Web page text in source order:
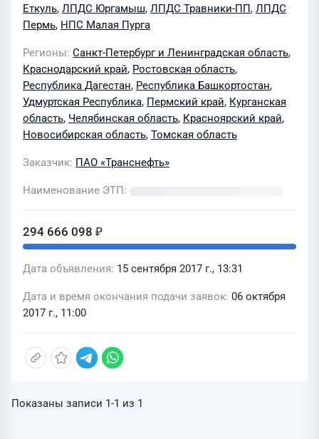
Еткуль, ЛПДС Юргамыш, ЛПДС Травники-ПП, ЛПДС
Пермь, НПС Малая Пурга
Регионы Санкт-Петербург и Ленинградская область,
Краснодарский край, Ростовская область,
Республика Дагестан, Республика Башкортостан,
Удмуртская Республика, Пермский край, Курганская
область, Челябинская область, Красноярский край,
Новосибирская область, Томская область
Заказчик ПАО «Транснефть»
Наименование ЭТП
294 666 098 ₽
Дата объявления 15 сентября 2017 г., 13:31
Дата и время окончания подачи заявок 06 октября
2017 г., 11:00
Показаны записи 1-1 из 1